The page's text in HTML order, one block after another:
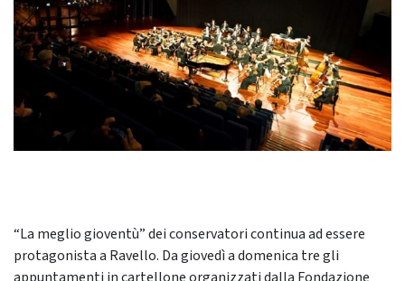
“La meglio gioventù” dei conservatori continua ad essere
protagonista a Ravello. Da giovedì a domenica tre gli